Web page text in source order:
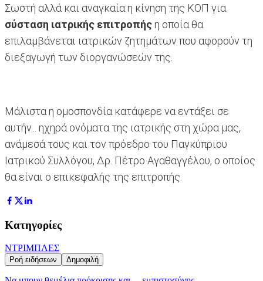
Σωστή αλλά και αναγκαία η κίνηση της ΚΟΠ για
σύσταση ιατρικής επιτροπής η οποία θα
επιλαμβάνεται ιατρικών ζητημάτων που αφορούν τη
διεξαγωγή των διοργανώσεών της.
Μάλιστα η ομοσπονδία κατάφερε να εντάξει σε
αυτήν... ηχηρά ονόματα της ιατρικής στη χώρα μας,
ανάμεσά τους και τον πρόεδρο του Παγκύπριου
Ιατρικού Συλλόγου, Δρ. Πέτρο Αγαθαγγέλου, ο οποίος
θα είναι ο επικεφαλής της επιτροπής.
Κατηγορίες
ΝΤΡΙΜΠΛΕΣ
Ροή ειδήσεων Δημοφιλή